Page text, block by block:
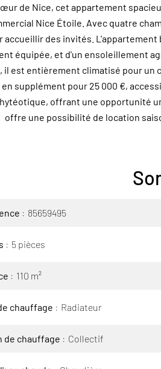
de Nice, cet appartement
Nice Étoile. Avec quatre
accueillir des invités.
équipée, et d'un ensoleillement
il est entièrement climatisé pour un
supplément pour 25 000 €,
offrant une opportunité
offre une possibilité de location
85659495
5 pièces
110 m²
chauffage Radiateur
de chauffage Collectif